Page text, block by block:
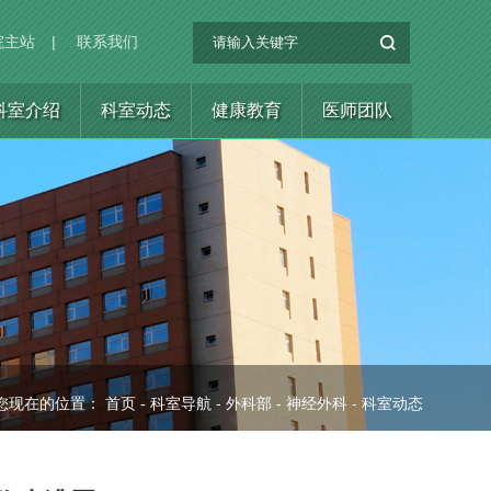
主站 | 联系我们
室介绍 科室动态 健康教育 医师团队
现在的位置： 首页 - 科室导航 - 外科部 - 神经外科 - 科室动态